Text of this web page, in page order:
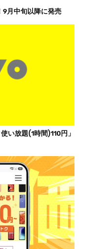
月中旬以降に発売
い放題(1時間)110円」